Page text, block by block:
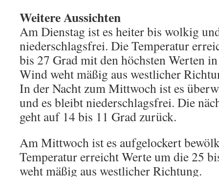
Weitere Aussichten
Am Dienstag ist es heiter bis wolkig
niederschlagsfrei. Die Temperatur
bis 27 Grad mit den höchsten Werten
Wind weht mäßig aus westlicher
In der Nacht zum Mittwoch ist es
und es bleibt niederschlagsfrei. Die
geht auf 14 bis 11 Grad zurück.
Am Mittwoch ist es aufgelockert
Temperatur erreicht Werte um die 25
weht mäßig aus westlicher Richtung.